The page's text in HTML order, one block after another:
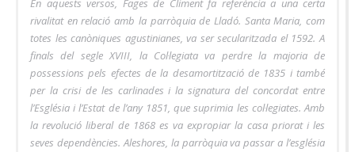
En aquests versos, Fages de Climent fa referència a una certa
rivalitat en relació amb la parròquia de Lladó. Santa Maria, com
totes les canòniques agustinianes, va ser secularitzada el 1592. A
finals del segle XVIII, la Col·legiata va perdre la majoria de
possessions pels efectes de la desamortització de 1835 i també
per la crisi de les carlinades i la signatura del concordat entre
l’Església i l’Estat de l’any 1851, que suprimia les col·legiates. Amb
la revolució liberal de 1868 es va expropiar la casa priorat i les
seves dependències. Aleshores, la parròquia va passar a l’església